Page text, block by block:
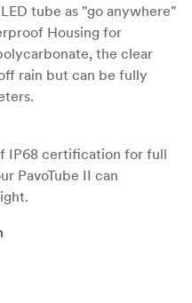
tube as "go anywhere"
Housing for
the clear
rain but can be fully
IP68 certification for full
PavoTube II can